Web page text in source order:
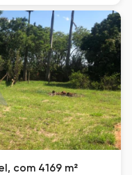
com 4169 m²